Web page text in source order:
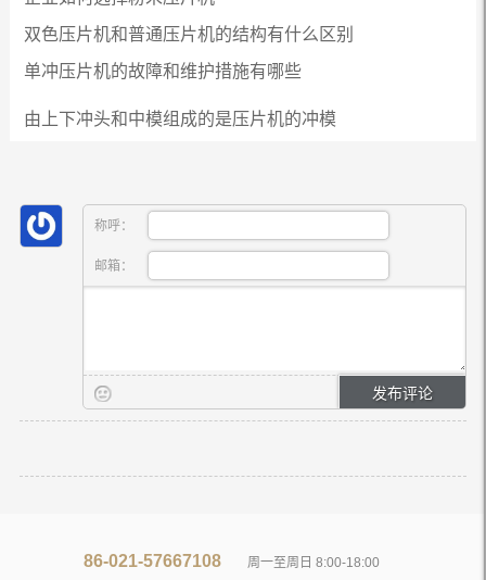
双色压片机和普通压片机的结构有什么区别
单冲压片机的故障和维护措施有哪些
由上下冲头和中模组成的是压片机的冲模
称呼：
邮箱：
86-021-57667108 周一至周日 8:00-18:00